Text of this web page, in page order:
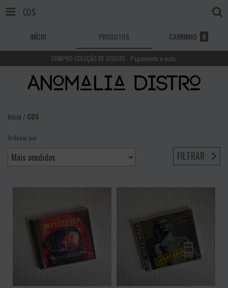
CDS
INÍCIO PRODUTOS CARRINHO 0
COMPRO COLEÇÃO DE DISCOS - Pagamento a vista.
Início /CDS
Ordenar por
FILTRAR